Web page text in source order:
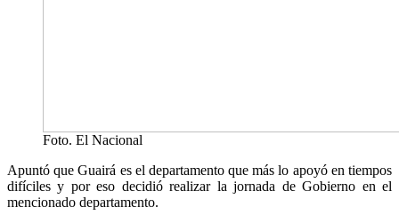
Foto. El Nacional
Apuntó que Guairá es el departamento que más lo apoyó en tiempos
difíciles y por eso decidió realizar la jornada de Gobierno en el
mencionado departamento.